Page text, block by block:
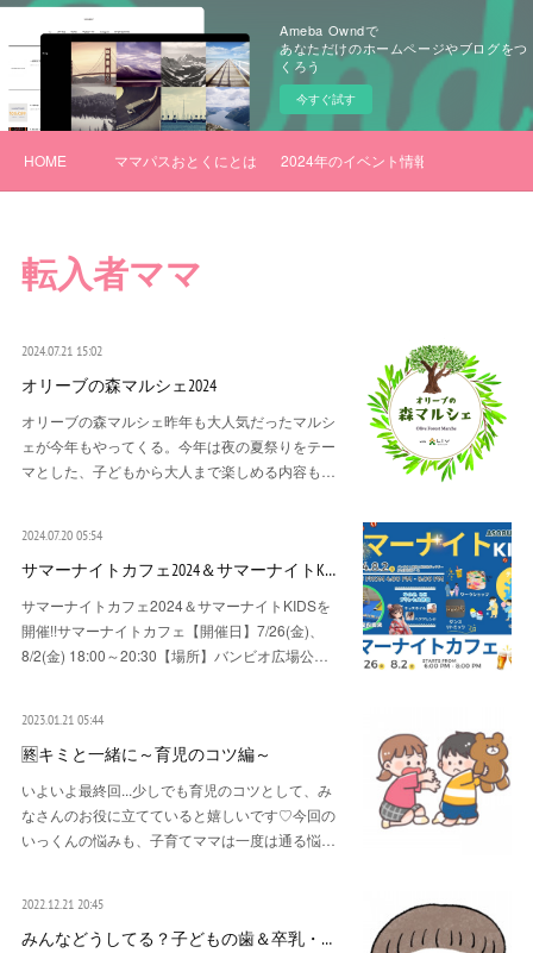
Ameba Owndで
あなただけのホームページやブログをつ
くろう
今すぐ試す
HOME ママパスおとくにとは 2024年のイベント情報
転入者ママ
2024.07.21 15:02
オリーブの森マルシェ2024
オリーブの森マルシェ昨年も大人気だったマルシ
ェが今年もやってくる。今年は夜の夏祭りをテー
マとした、子どもから大人まで楽しめる内容も…
2024.07.20 05:54
サマーナイトカフェ2024＆サマーナイトK…
サマーナイトカフェ2024＆サマーナイトKIDSを
開催!!サマーナイトカフェ【開催日】7/26(金)、
8/2(金) 18:00～20:30【場所】バンビオ広場公…
2023.01.21 05:44
🈡キミと一緒に～育児のコツ編～
いよいよ最終回...少しでも育児のコツとして、み
なさんのお役に立てていると嬉しいです♡今回の
いっくんの悩みも、子育てママは一度は通る悩…
2022.12.21 20:45
みんなどうしてる？子どもの歯＆卒乳・…